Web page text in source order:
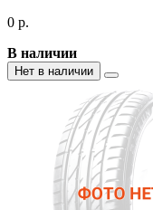
0 р.
В наличии
Нет в наличии